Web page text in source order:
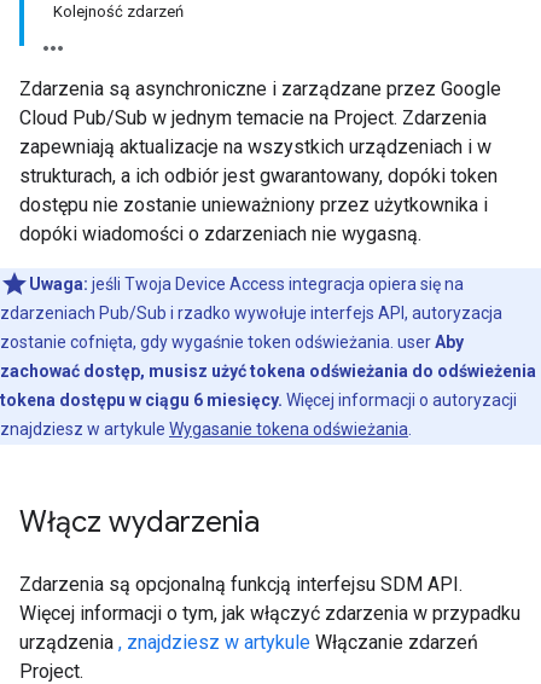
Kolejność zdarzeń
Zdarzenia są asynchroniczne i zarządzane przez Google
Cloud Pub/Sub w jednym temacie na Project. Zdarzenia
zapewniają aktualizacje na wszystkich urządzeniach i w
strukturach, a ich odbiór jest gwarantowany, dopóki token
dostępu nie zostanie unieważniony przez użytkownika i
dopóki wiadomości o zdarzeniach nie wygasną.
Uwaga: jeśli Twoja Device Access integracja opiera się na
zdarzeniach Pub/Sub i rzadko wywołuje interfejs API, autoryzacja
zostanie cofnięta, gdy wygaśnie token odświeżania. userAby
zachować dostęp, musisz użyć tokena odświeżania do odświeżenia
tokena dostępu w ciągu 6 miesięcy. Więcej informacji o autoryzacji
znajdziesz w artykule Wygasanie tokena odświeżania
Włącz wydarzenia
Zdarzenia są opcjonalną funkcją interfejsu SDM API.
Więcej informacji o tym, jak włączyć zdarzenia w przypadku
urządzenia , znajdziesz w artykule Włączanie zdarzeń
Project.